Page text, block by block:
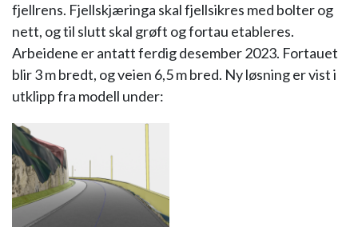
fjellrens. Fjellskjæringa skal fjellsikres med bolter og
nett, og til slutt skal grøft og fortau etableres.
Arbeidene er antatt ferdig desember 2023. Fortauet
blir 3 m bredt, og veien 6,5 m bred. Ny løsning er vist i
utklipp fra modell under: